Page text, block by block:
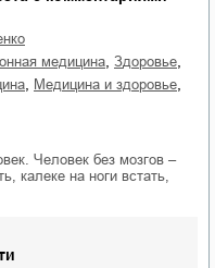
медицина
здоровье
медицина и здоровье
Человек без мозгов –
калеке на ноги встать,